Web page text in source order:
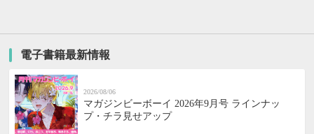
電子書籍最新情報
2026/08/06
マガジンビーボーイ 2026年9月号 ラインナッ
プ・チラ見せアップ